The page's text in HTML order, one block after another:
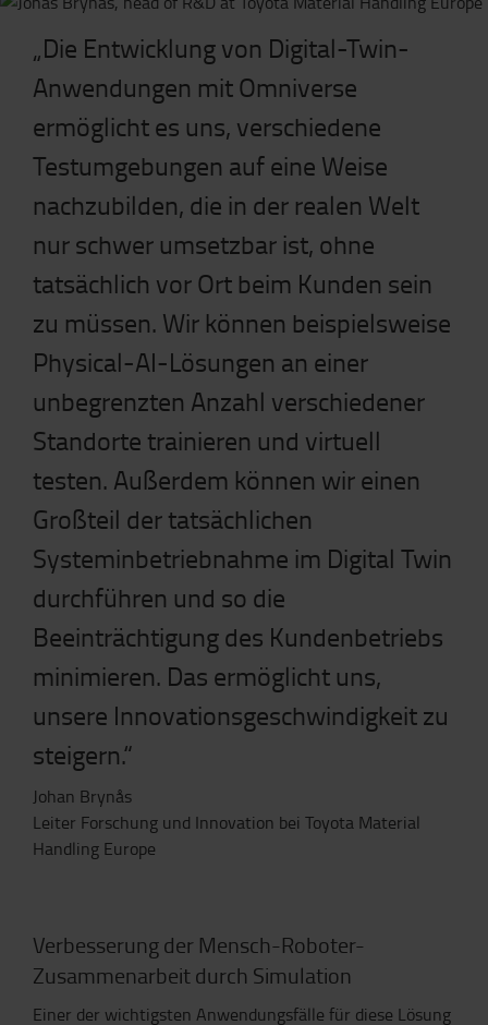
„Die Entwicklung von Digital-Twin-
Anwendungen mit Omniverse
ermöglicht es uns, verschiedene
Testumgebungen auf eine Weise
nachzubilden, die in der realen Welt
nur schwer umsetzbar ist, ohne
tatsächlich vor Ort beim Kunden sein
zu müssen. Wir können beispielsweise
Physical-AI-Lösungen an einer
unbegrenzten Anzahl verschiedener
Standorte trainieren und virtuell
testen. Außerdem können wir einen
Großteil der tatsächlichen
Systeminbetriebnahme im Digital Twin
durchführen und so die
Beeinträchtigung des Kundenbetriebs
minimieren. Das ermöglicht uns,
unsere Innovationsgeschwindigkeit zu
steigern.“
Johan Brynås
Leiter Forschung und Innovation bei Toyota Material
Handling Europe
Verbesserung der Mensch-Roboter-
Zusammenarbeit durch Simulation
Einer der wichtigsten Anwendungsfälle für diese Lösung